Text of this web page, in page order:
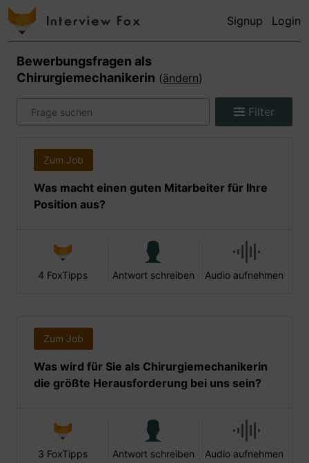
Signup Login
Bewerbungsfragen als
Chirurgiemechanikerin (ändern)
Filter
Zum Job
Was macht einen guten Mitarbeiter für Ihre
Position aus?
4 FoxTipps Antwort schreiben Audio aufnehmen
Zum Job
Was wird für Sie als Chirurgiemechanikerin
die größte Herausforderung bei uns sein?
3 FoxTipps Antwort schreiben Audio aufnehmen